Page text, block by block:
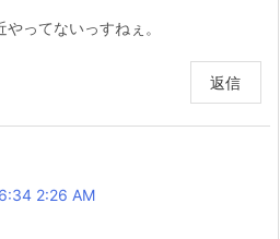
ってないっすねぇ。
返信
2:26 AM